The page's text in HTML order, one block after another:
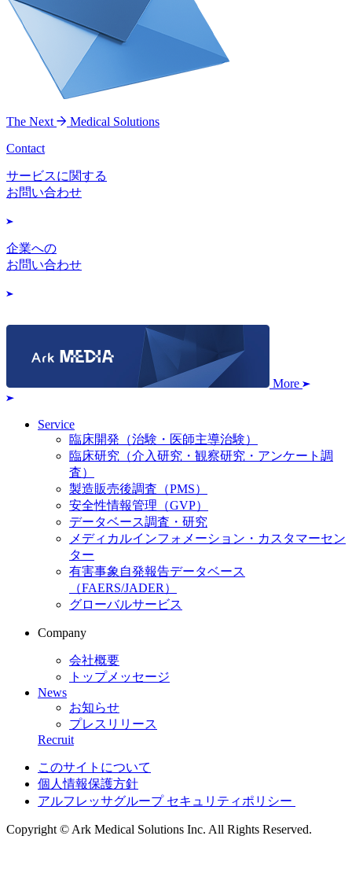
The Next
Medical Solutions
Contact
サービスに関する
お問い合わせ
企業への
お問い合わせ
More
Service
臨床開発（治験・医師主導治験）
臨床研究（介入研究・観察研究・アンケート調
査）
製造販売後調査（PMS）
安全性情報管理（GVP）
データベース調査・研究
メディカルインフォメーション・カスタマーセン
ター
有害事象自発報告データベース
（FAERS/JADER）
グローバルサービス
Company
会社概要
トップメッセージ
News
お知らせ
プレスリリース
Recruit
このサイトについて
個人情報保護方針
アルフレッサグループ セキュリティポリシー
Copyright © Ark Medical Solutions Inc. All Rights Reserved.